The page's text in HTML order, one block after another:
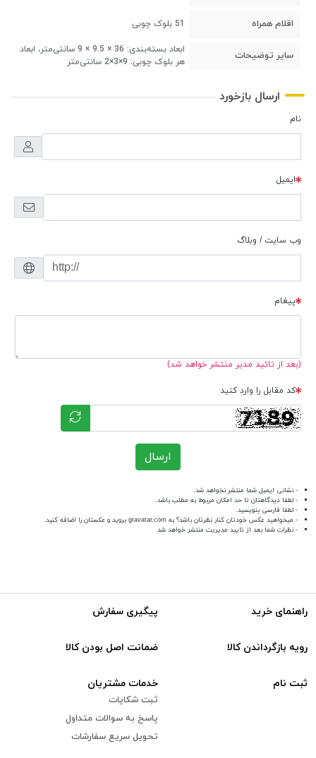
اقلام همراه 51 بلوک چوبی
سایر توضیحات
ابعاد بسته‌بندی: 36 × 9.5 × 9 سانتی‌متر، ابعاد
هر بلوک چوبی: 9×3×2 سانتی‌متر
ارسال بازخورد
نام
ایمیل
وب سایت / وبلاگ
پیغام
(بعد از تائید مدیر منتشر خواهد شد)
کد مقابل را وارد کنید
ارسال
- نشانی ایمیل شما منتشر نخواهد شد.
- لطفا دیدگاهتان تا حد امکان مربوط به مطلب باشد.
- لطفا فارسی بنویسید.
- میخواهید عکس خودتان کنار نظرتان باشد؟ به gravatar.com بروید و عکستان را اضافه کنید.
- نظرات شما بعد از تایید مدیریت منتشر خواهد شد
راهنمای خرید پیگیری سفارش
رویه بازگرداندن کالا ضمانت اصل بودن کالا
ثبت نام خدمات مشتریان
ثبت شکایات
پاسخ به سوالات متداول
تحویل سریع سفارشات